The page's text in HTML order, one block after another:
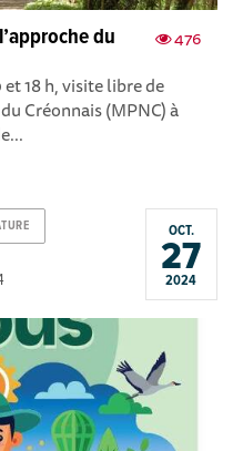
476
du
18 h, visite libre de
Créonnais (MPNC) à
OCT.
27
2024